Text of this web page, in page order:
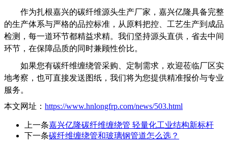
作为扎根嘉兴的碳纤维源头生产厂家，嘉兴亿隆具备完整
的生产体系与严格的品控标准，从原料把控、工艺生产到成品
检测，每一道环节都精益求精。我们坚持源头直供，省去中间
环节，在保障品质的同时兼顾性价比。
如果您有碳纤维缠绕管采购、定制需求，欢迎莅临厂区实
地考察，也可直接发送图纸，我们将为您提供精准报价与专业
服务。
本文网址： https://www.hnlongfrp.com/news/503.html
上一条嘉兴亿隆碳纤维缠绕管 轻量化工业结构新标杆
下一条碳纤维缠绕管和玻璃钢管道怎么选？